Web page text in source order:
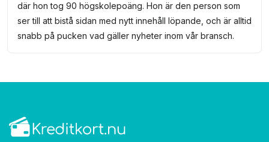
där hon tog 90 högskolepoäng. Hon är den person som
ser till att bistå sidan med nytt innehåll löpande, och är alltid
snabb på pucken vad gäller nyheter inom vår bransch.